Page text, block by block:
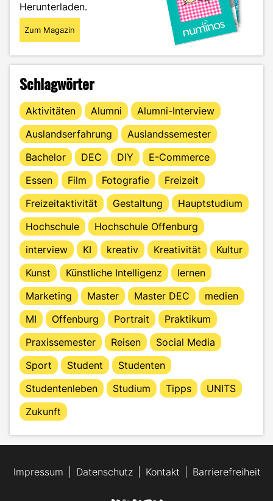
Herunterladen.
Zum Magazin
Schlagwörter
Aktivitäten Alumni
Alumni-Interview
Auslandserfahrung
Auslandssemester
Bachelor
DEC DIY
E-Commerce
Essen
Film Fotografie
Freizeit
Freizeitaktivität
Gestaltung
Hauptstudium
Hochschule
Hochschule Offenburg
interview
KI kreativ Kreativität
Kultur
Kunst
Künstliche Intelligenz
lernen
Marketing
Master Master DEC
medien
MI
Offenburg Portrait
Praktikum
Praxissemester
Reisen
Social Media
Sport
Student
Studenten
Studentenleben
Studium Tipps
UNITS
Zukunft
Impressum Datenschutz Kontakt Barrierefreiheit